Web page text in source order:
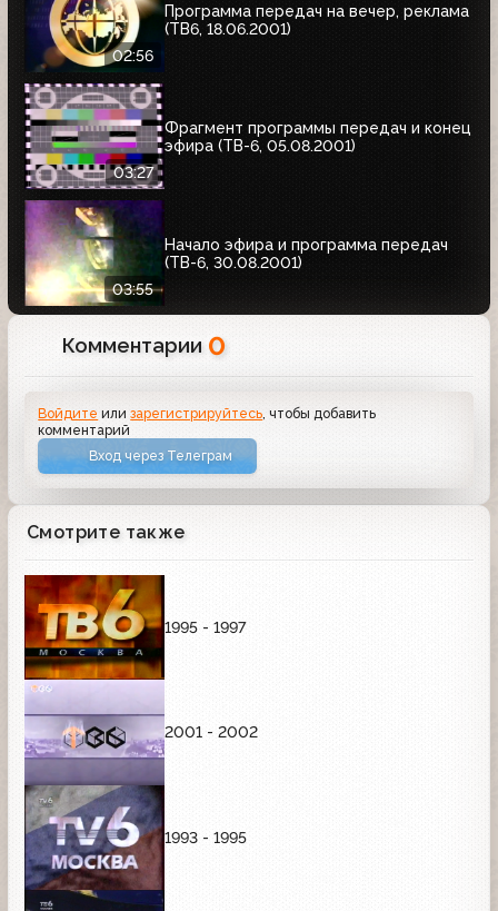
02:56
Программа передач на вечер, реклама
(ТВ6, 18.06.2001)
03:27
Фрагмент программы передач и конец
эфира (ТВ-6, 05.08.2001)
03:55
Начало эфира и программа передач
(ТВ-6, 30.08.2001)
Комментарии 0
Войдите илизарегистрируйтесь, чтобы добавить
комментарий
Вход через Телеграм
Смотрите также
1995 - 1997
2001 - 2002
1993 - 1995